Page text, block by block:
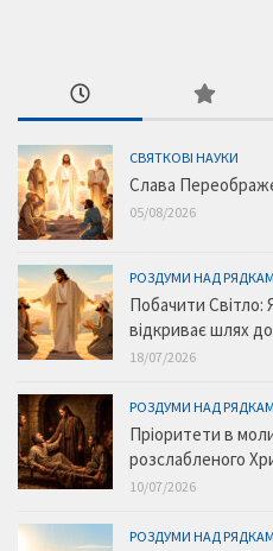
СВЯТКОВІ НАУКИ
Слава
05/08/2026
РОЗДУМИ НАД
Побачити Світло:
відкриває шлях
18/07/2026
РОЗДУМИ НАД
Пріоритети в
розслабленого
10/07/2026
РОЗДУМИ НАД